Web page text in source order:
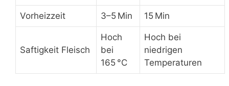
Vorheizzeit 3–5 Min 15 Min
Saftigkeit Fleisch
Hoch
bei
165 °C
Hoch bei
niedrigen
Temperaturen